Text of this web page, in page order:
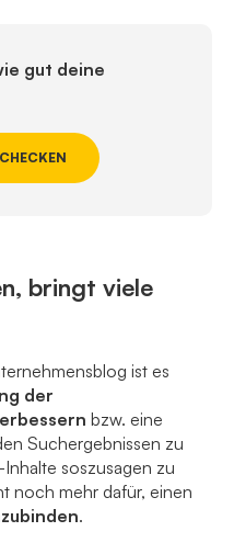
gut deine
bringt viele
ist es
der
bzw. eine
Suchergebnissen zu
soszusagen zu
noch mehr dafür, einen
.